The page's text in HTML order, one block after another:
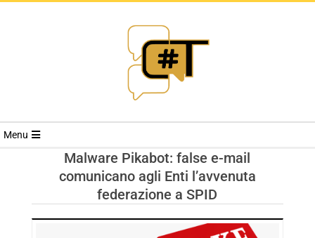
RIVISTA
TRENDS
Menu
Malware Pikabot: false e-mail
comunicano agli Enti l’avvenuta
federazione a SPID